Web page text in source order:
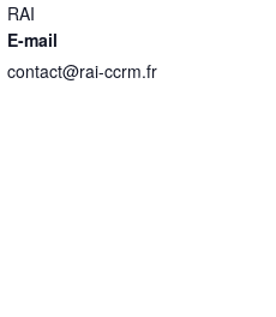
RAI
E-mail
contact@rai-ccrm.fr